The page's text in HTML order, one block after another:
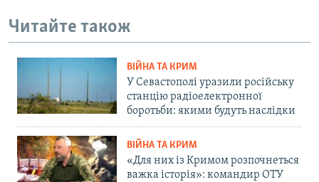
Читайте також
ВІЙНА ТА КРИМ
У Севастополі уразили російську
станцію радіоелектронної
боротьби: якими будуть наслідки
ВІЙНА ТА КРИМ
«Для них із Кримом розпочнеться
важка історія»: командир ОТУ